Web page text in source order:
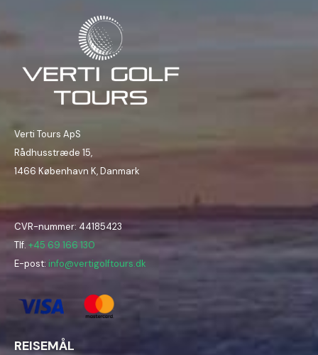
Verti Tours ApS
Rådhusstræde 15,
1466 København K, Danmark
CVR-nummer: 44185423
Tlf. +45 69 166 130
E-post: info@vertigolftours.dk
REISEMÅL